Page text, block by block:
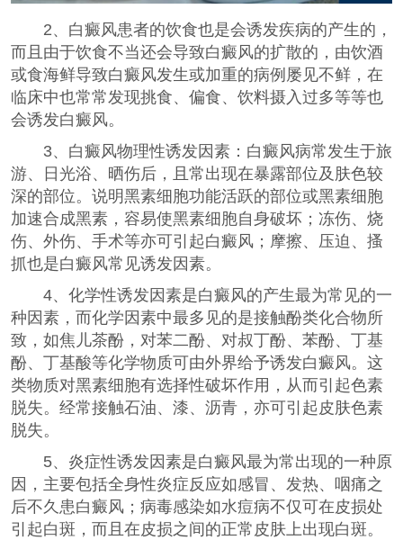
2、白癜风患者的饮食也是会诱发疾病的产生的，
而且由于饮食不当还会导致白癜风的扩散的，由饮酒
或食海鲜导致白癜风发生或加重的病例屡见不鲜，在
临床中也常常发现挑食、偏食、饮料摄入过多等等也
会诱发白癜风。
3、白癜风物理性诱发因素：白癜风病常发生于旅
游、日光浴、晒伤后，且常出现在暴露部位及肤色较
深的部位。说明黑素细胞功能活跃的部位或黑素细胞
加速合成黑素，容易使黑素细胞自身破坏；冻伤、烧
伤、外伤、手术等亦可引起白癜风；摩擦、压迫、搔
抓也是白癜风常见诱发因素。
4、化学性诱发因素是白癜风的产生最为常见的一
种因素，而化学因素中最多见的是接触酚类化合物所
致，如焦儿茶酚，对苯二酚、对叔丁酚、苯酚、丁基
酚、丁基酸等化学物质可由外界给予诱发白癜风。这
类物质对黑素细胞有选择性破坏作用，从而引起色素
脱失。经常接触石油、漆、沥青，亦可引起皮肤色素
脱失。
5、炎症性诱发因素是白癜风最为常出现的一种原
因，主要包括全身性炎症反应如感冒、发热、咽痛之
后不久患白癜风；病毒感染如水痘病不仅可在皮损处
引起白斑，而且在皮损之间的正常皮肤上出现白斑。